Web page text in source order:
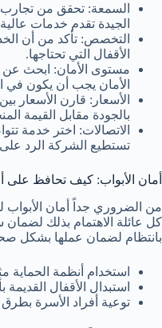
السمعة: تحقق من
الجيدة تقدم خدمات
التخصص: تأكد من أن
الأقفال التي تحتاجها.
مستوى الأمان: ابحث
الأمان يجب أن يكون في
الأسعار: قارن الأسعار
بالجودة مقابل القيمة
الاتصالات: اختر خدمة
تستطيع الشركة الرد على
أمان الأبواب: كيف تحافظ على
من الضروري جداً أمان
كل عائلة الاهتمام بذلك
بانتظام لضمان عملها بشكل
استخدام أنظمة الحماية
استبدال الأقفال
توعية أفراد الأسرة بطرق